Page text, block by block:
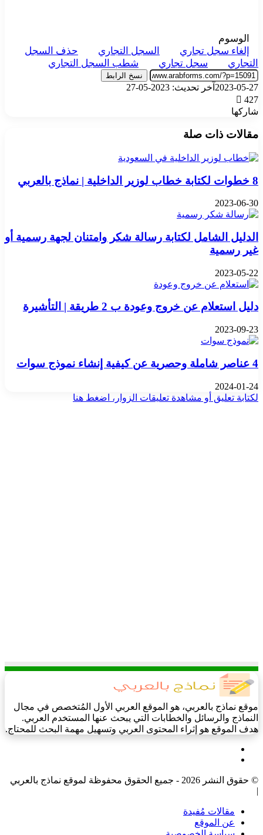
الوسوم
إلغاء سجل تجاري
السجل التجاري
حذف السجل
التجاري
سجل تجاري شطب السجل التجاري
نسخ الرابط
2023-05-27 آخر تحديث: 2023-05-27
427
شاركها
مقالات ذات صلة
8 خطوات لكتابة خطاب لوزير الداخلية | نماذج بالعربي
2023-06-30
الدليل الشامل لكتابة رسالة شكر وامتنان لجهة رسمية أو
غير رسمية
2023-05-22
دليل استعلام عن خروج وعودة ب 2 طريقة | التأشيرة
2023-09-23
4 عناصر شاملة وحصرية عن كيفية إنشاء نموذج سوات
2024-01-24
لكتابة تعليق أو مشاهدة تعليقات الزوار، اضغط هنا
موقع نماذج بالعربي، هو الموقع العربي الأول المُتخصص في مجال
النماذج والرسائل والخطابات التي يبحث عنها المستخدم العربي.
هدف الموقع هو إثراء المحتوى العربي وتسهيل مهمة البحث للمحتاج.
© حقوق النشر 2026 - جميع الحقوق محفوظة لموقع نماذج بالعربي
|
مقالات مُفيدة
عن الموقع